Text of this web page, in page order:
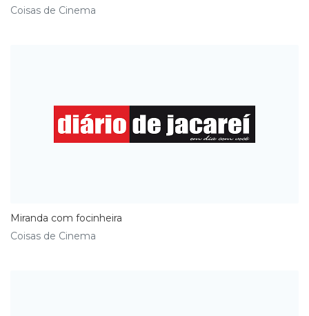
Coisas de Cinema
​Miranda com focinheira
Coisas de Cinema